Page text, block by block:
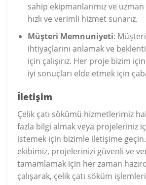
sahip ekipmanlarımız ve
hızlı ve verimli hizmet sunarız.
Müşteri Memnuniyeti:
ihtiyaçlarını anlamak ve
için çalışırız. Her proje bizim
iyi sonuçları elde etmek için
İletişim
Çelik çatı sökümü hizmetlerimiz
fazla bilgi almak veya projeleriniz
istemek için bizimle iletişime
ekibimiz, projelerinizi güvenli ve
tamamlamak için her zaman
çalışarak, çelik çatı söküm